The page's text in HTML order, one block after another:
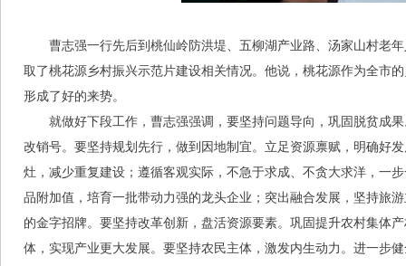
曹志强一行先后到桃仙岭防洪堤、五柳湖产业路、汤家山村老
取了桃花源乡村振兴示范片建设相关情况。他说，桃花源作为全市
形成了好的来势。
就做好下段工作，曹志强强调，要坚持问题导向，巩固脱贫成
改销号。要坚持规划先行，做到因地制宜。立足资源禀赋，明确好
灶，减少重复建设；遵循客观实际，不急于求成、不贪大求洋，一
品附加值，培育一批带动力强的龙头企业；突出融合发展，坚持旅
的金字招牌。要坚持改革创新，盘活资源要素。巩固提升农村集体
体，实现产业更大发展。要坚持农民主体，激发内生动力。进一步